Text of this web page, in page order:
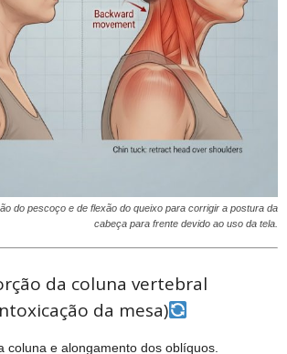
do pescoço e de flexão do queixo para corrigir a postura da
cabeça para frente devido ao uso da tela.
da coluna vertebral
da mesa)
coluna e alongamento dos oblíquos.